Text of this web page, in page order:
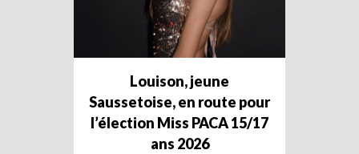
Louison, jeune
Saussetoise, en route pour
l’élection Miss PACA 15/17
ans 2026